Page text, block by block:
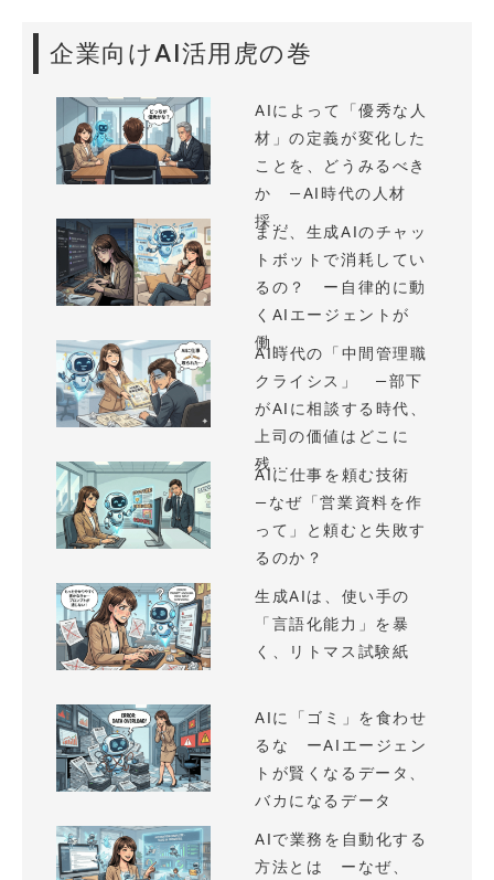
企業向けAI活用虎の巻
AIによって「優秀な人
材」の定義が変化した
ことを、どうみるべき
か —AI時代の人材
採...
まだ、生成AIのチャッ
トボットで消耗してい
るの？ ー自律的に動
くAIエージェントが
働...
AI時代の「中間管理職
クライシス」 —部下
がAIに相談する時代、
上司の価値はどこに
残...
AIに仕事を頼む技術
—なぜ「営業資料を作
って」と頼むと失敗す
るのか？
生成AIは、使い手の
「言語化能力」を暴
く、リトマス試験紙
AIに「ゴミ」を食わせ
るな ーAIエージェン
トが賢くなるデータ、
バカになるデータ
AIで業務を自動化する
方法とは ーなぜ、